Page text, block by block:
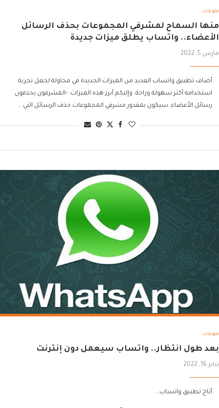
منوعات
منها السماح لمشرفي المجموعات بحذف الرسائل
الأعضاء.. واتساب يطلق ميزات جديدة
مارس 5, 2022
أضاف تطبيق واتساب العديد من الميزات الجديدة في محاولة لجعل تجربة
استخدامه أكثر سهولة وراحة. وإليكم أبرز هذه الميزات: -المشرفون يحذفون
رسائل الأعضاء: سيكون بمقدور مشرفي المجموعات حذف الرسائل التي …
منوعات
بعد طول انتظار.. واتساب سيعمل دون إنترنت
يناير 16, 2022
أتاح تطبيق واتساب…